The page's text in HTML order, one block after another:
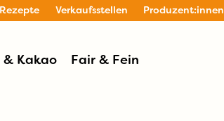
Rezepte Verkaufsstellen Produzent:innen
& Kakao Fair & Fein